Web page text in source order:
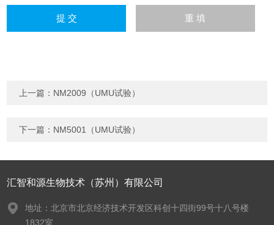
上一篇： NM2009（UMU试验）
下一篇： NM5001（UMU试验）
汇智和源生物技术（苏州）有限公司
地址：北京市北京经济技术开发区科创十四街99号十八号楼
1832室